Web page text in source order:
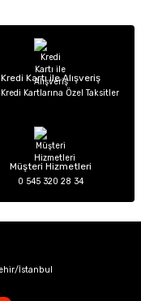
Kredi Kartı ile Alışveriş
Kartlarına Özel Taksitler
Müşteri Hizmetleri
0 545 320 28 34
İstanbul